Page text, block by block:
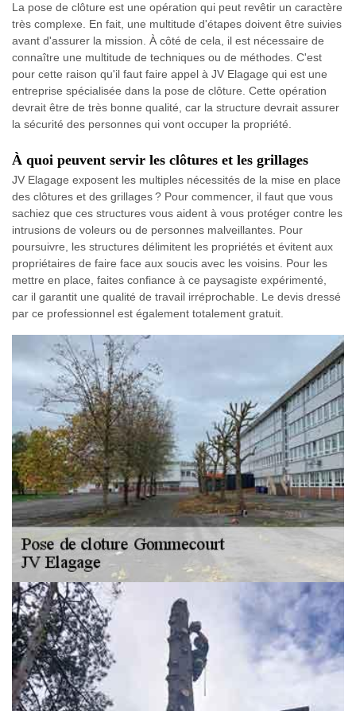
La pose de clôture est une opération qui peut revêtir un caractère
très complexe. En fait, une multitude d'étapes doivent être suivies
avant d'assurer la mission. À côté de cela, il est nécessaire de
connaître une multitude de techniques ou de méthodes. C'est
pour cette raison qu'il faut faire appel à JV Elagage qui est une
entreprise spécialisée dans la pose de clôture. Cette opération
devrait être de très bonne qualité, car la structure devrait assurer
la sécurité des personnes qui vont occuper la propriété.
À quoi peuvent servir les clôtures et les grillages
JV Elagage exposent les multiples nécessités de la mise en place
des clôtures et des grillages ? Pour commencer, il faut que vous
sachiez que ces structures vous aident à vous protéger contre les
intrusions de voleurs ou de personnes malveillantes. Pour
poursuivre, les structures délimitent les propriétés et évitent aux
propriétaires de faire face aux soucis avec les voisins. Pour les
mettre en place, faites confiance à ce paysagiste expérimenté,
car il garantit une qualité de travail irréprochable. Le devis dressé
par ce professionnel est également totalement gratuit.